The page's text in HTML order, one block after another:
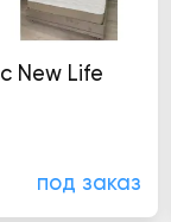
Матрас New Life
под заказ